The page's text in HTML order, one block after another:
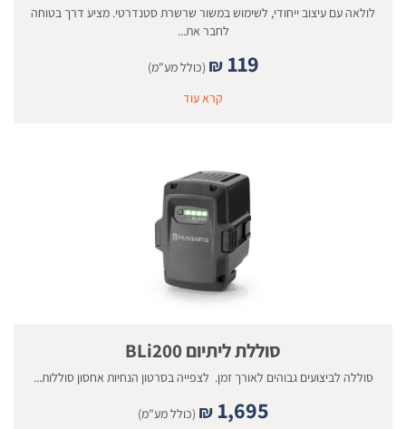
לולאה עם עיצוב ייחודי, לשימוש במשור שרשרת סטנדרטי. מציע דרך בטוחה
לחבר את...
₪ 119
(כולל מע"מ)
קרא עוד
סוללת ליתיום BLi200
סוללה לביצועים גבוהים לאורך זמן. לצפייה בסרטון הנחיות אחסון סוללות...
₪ 1,695
(כולל מע"מ)